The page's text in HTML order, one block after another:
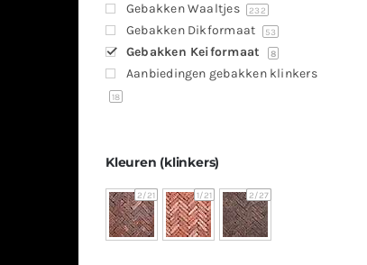
Gebakken Waaltjes 232
Gebakken Dikformaat 53
Gebakken Keiformaat 8
Aanbiedingen gebakken klinkers
18
Kleuren (klinkers)
2/21 1/21 2/27